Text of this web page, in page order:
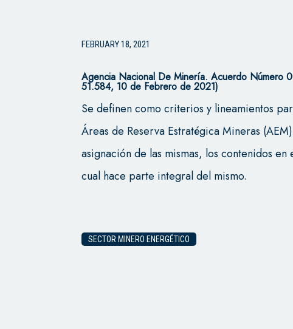
FEBRUARY 18, 2021
Agencia Nacional De Minería. Acuerdo Número
51.584, 10 de Febrero de 2021)
Se definen como criterios y lineamientos
Áreas de Reserva Estratégica Mineras
asignación de las mismas, los contenidos
cual hace parte integral del mismo.
SECTOR MINERO ENERGÉTICO